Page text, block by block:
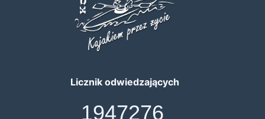
Licznik odwiedzających
1947276